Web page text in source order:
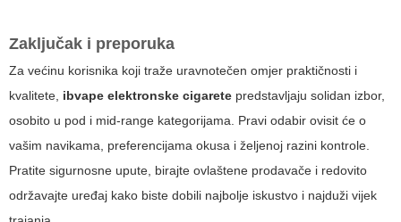
Zaključak i preporuka
Za većinu korisnika koji traže uravnotečen omjer praktičnosti i
kvalitete, ibvape elektronske cigarete predstavljaju solidan izbor,
osobito u pod i mid-range kategorijama. Pravi odabir ovisit će o
vašim navikama, preferencijama okusa i željenoj razini kontrole.
Pratite sigurnosne upute, birajte ovlaštene prodavače i redovito
održavajte uređaj kako biste dobili najbolje iskustvo i najduži vijek